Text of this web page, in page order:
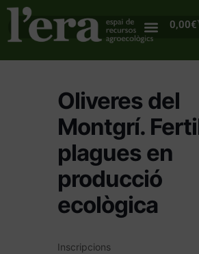
0,00€
Oliveres del
Montgrí.
plagues en
producció
ecològica
Inscripcions